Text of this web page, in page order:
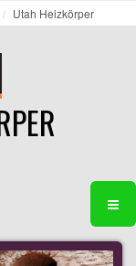
Utah Heizkörper